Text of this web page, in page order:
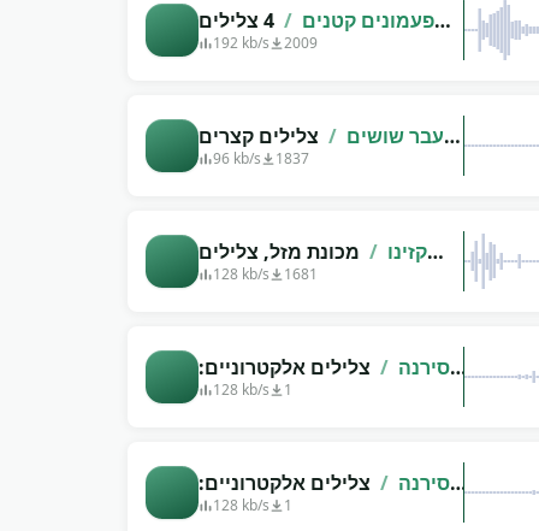
פעמונים קטנים /
4 צלילים
עם פעמונים פריכים שונים
192 kb/s 2009
מעבר שושים / צלילים קצרים
אופציונליים של שנייה אחת:
96 kb/s 1837
קזינו / מכונת מזל, צלילים
שונים.
128 kb/s 1681
סירנה / צלילים אלקטרוניים:
סירנה (3)128 kb/s 1
סירנה / צלילים אלקטרוניים:
סירנה
128 kb/s 1